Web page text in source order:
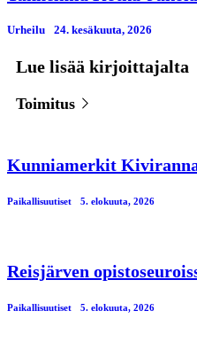
Urheilu 24. kesäkuuta, 2026
Lue lisää kirjoittajalta
Toimitus
Kunniamerkit
Paikallisuutiset 5. elokuuta, 2026
Reisjärven
Paikallisuutiset 5. elokuuta, 2026